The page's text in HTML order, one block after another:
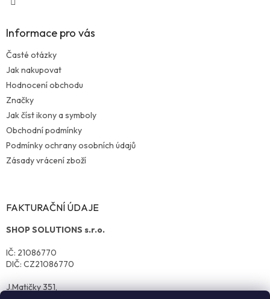
Informace pro vás
Časté otázky
Jak nakupovat
Hodnocení obchodu
Značky
Jak číst ikony a symboly
Obchodní podmínky
Podmínky ochrany osobních údajů
Zásady vrácení zboží
FAKTURAČNÍ ÚDAJE
SHOP SOLUTIONS s.r.o.
IČ: 21086770
DIČ: CZ21086770
J.Matičky 351,